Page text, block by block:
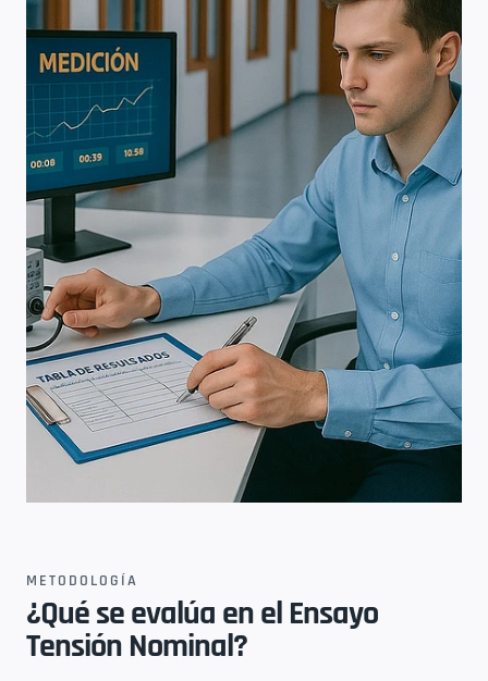
METODOLOGÍA
¿Qué se evalúa en el Ensayo
Tensión Nominal?